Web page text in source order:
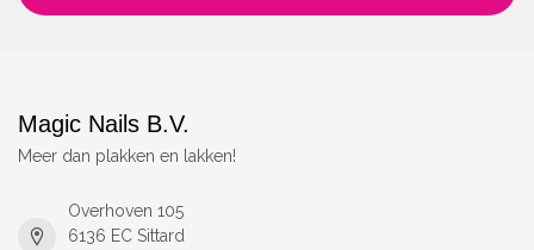
Magic Nails B.V.
Meer dan plakken en lakken!
Overhoven 105
6136 EC Sittard